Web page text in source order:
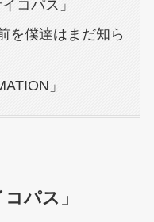
コパス」
を僕達はまだ知ら
」
パス」